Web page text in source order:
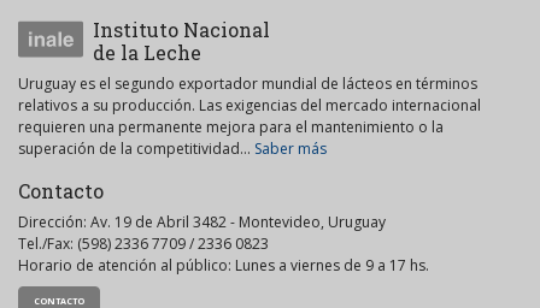
Instituto Nacional
de la Leche
Uruguay es el segundo exportador mundial de lácteos en términos
relativos a su producción. Las exigencias del mercado internacional
requieren una permanente mejora para el mantenimiento o la
superación de la competitividad... Saber más
Contacto
Dirección: Av. 19 de Abril 3482 - Montevideo, Uruguay
Tel./Fax: (598) 2336 7709 / 2336 0823
Horario de atención al público: Lunes a viernes de 9 a 17 hs.
CONTACTO